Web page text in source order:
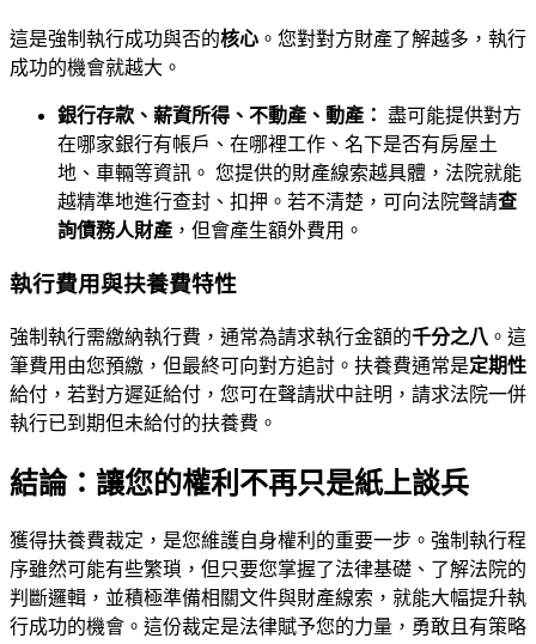
這是強制執行成功與否的核心 。您對對方財產了解越多，執行
成功的機會就越大。
銀行存款、薪資所得、不動產、動產： 盡可能提供對方
在哪家銀行有帳戶、在哪裡工作、名下是否有房屋土
地、車輛等資訊。 您提供的財產線索越具體，法院就能
越精準地進行查封、扣押。若不清楚，可向法院聲請查
詢債務人財產 ，但會產生額外費用。
執行費用與扶養費特性
強制執行需繳納執行費，通常為請求執行金額的千分之八 。這
筆費用由您預繳，但最終可向對方追討。扶養費通常是定期性
給付，若對方遲延給付，您可在聲請狀中註明，請求法院一併
執行已到期但未給付的扶養費。
結論：讓您的權利不再只是紙上談兵
獲得扶養費裁定，是您維護自身權利的重要一步。強制執行程
序雖然可能有些繁瑣，但只要您掌握了法律基礎、了解法院的
判斷邏輯，並積極準備相關文件與財產線索，就能大幅提升執
行成功的機會。這份裁定是法律賦予您的力量，勇敢且有策略